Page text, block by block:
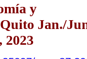
y
Jan./
2023